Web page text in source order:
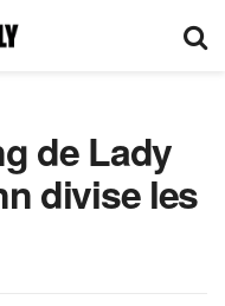
de Lady
divise les